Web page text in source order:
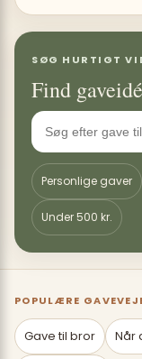
SØG HURTIGT
Find
Personlige gaver
Under 500 kr.
POPULÆRE
Gave til bror Når